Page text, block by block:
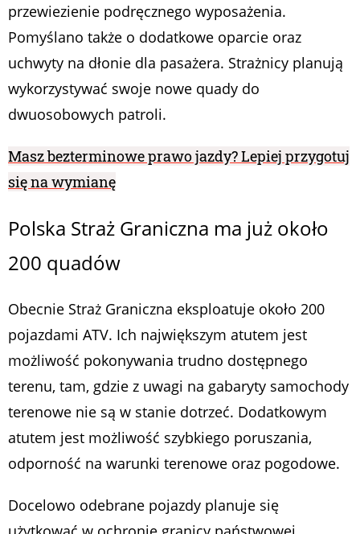
przewiezienie podręcznego wyposażenia.
Pomyślano także o dodatkowe oparcie oraz
uchwyty na dłonie dla pasażera. Strażnicy planują
wykorzystywać swoje nowe quady do
dwuosobowych patroli.
Masz bezterminowe prawo jazdy? Lepiej przygotuj
się na wymianę
Polska Straż Graniczna ma już około
200 quadów
Obecnie Straż Graniczna eksploatuje około 200
pojazdami ATV. Ich największym atutem jest
możliwość pokonywania trudno dostępnego
terenu, tam, gdzie z uwagi na gabaryty samochody
terenowe nie są w stanie dotrzeć. Dodatkowym
atutem jest możliwość szybkiego poruszania,
odporność na warunki terenowe oraz pogodowe.
Docelowo odebrane pojazdy planuje się